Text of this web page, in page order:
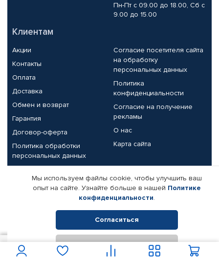
Пн-Пт с 09.00 до 18.00, Сб с
9.00 до 15.00
Клиентам
Акции
Контакты
Оплата
Доставка
Обмен и возврат
Гарантия
Договор-оферта
Политика обработки
персональных данных
Согласие посетителя сайта
на обработку
персональных данных
Политика
конфиденциальности
Согласие на получение
рекламы
О нас
Карта сайта
Партнерам
Корпоративным клиентам
Поставщикам
Реквизиты компании
© КАМАЗ ЦЕНТР ДОНЕЦК, 2015-2026. Все права защищены.
Интернет-магазин автомобильных товаров Автопрофи.
Мы используем файлы cookie, чтобы улучшить ваш
опыт на сайте. Узнайте больше в нашей Политике
конфиденциальности.
Согласиться
Отклонить
В корзину